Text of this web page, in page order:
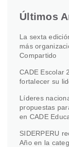
Últimos
La sexta
más
Compartido
CADE Escolar
fortalecer su
Líderes
propuestas
en CADE
SIDERPERU
Año en la